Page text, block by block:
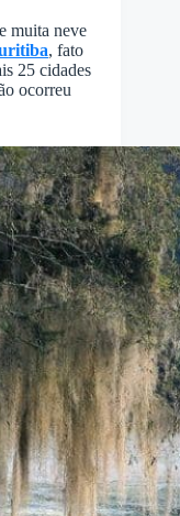
muita neve
, fato
25 cidades
ocorreu